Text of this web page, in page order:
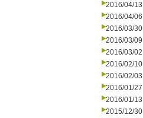
2016/04/13
2016/04/06
2016/03/30
2016/03/09
2016/03/02
2016/02/10
2016/02/03
2016/01/27
2016/01/13
2015/12/30